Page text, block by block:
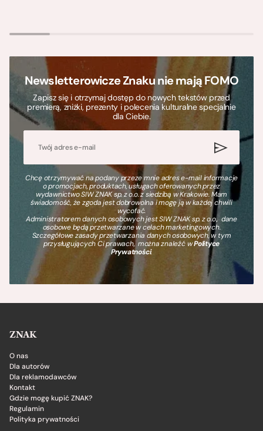
Newsletterowicze Znaku nie mają FOMO
Zapisz się i otrzymaj dostęp do nowych tekstów przed
premierą, zniżki, prezenty i polecenia kulturalne specjalnie
dla Ciebie.
Chcę otrzymywać na podany przeze mnie adres e-mail informacje
o promocjach, produktach, usługach oferowanych przez
wydawnictwo SIW ZNAK sp. z o.o. z siedzibą w Krakowie. Mam
świadomość, że zgoda jest dobrowolna i mogę ją w każdej chwili
wycofać.
Administratorem danych osobowych jest SIW ZNAK sp. z o.o., dane
osobowe będą przetwarzane w celach marketingowych.
Szczegółowe zasady przetwarzania danych osobowych, w tym
przysługujących Ci prawach, można znaleźć wPolityce
Prywatności.
ZNAK
O nas
Dla autorów
Dla reklamodawców
Kontakt
Gdzie mogę kupić ZNAK?
Regulamin
Polityka prywatności